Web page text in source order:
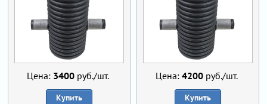
Цена: 3400руб./шт.
Купить
Цена: 4200руб./шт.
Купить